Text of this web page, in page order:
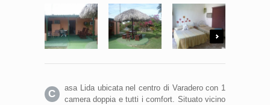
Next
C
asa Lida ubicata nel centro di Varadero con 1
camera doppia e tutti i comfort. Situato vicino